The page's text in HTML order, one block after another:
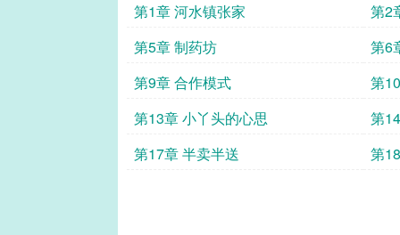
第1章 河水镇张家
第2
第5章 制药坊
第6
第9章 合作模式
第
第13章 小丫头的心思
第
第17章 半卖半送
第